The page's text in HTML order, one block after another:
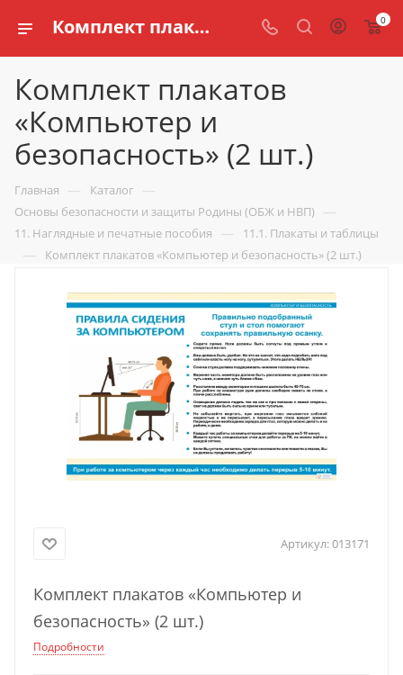
Комплект плакатов «Компьютер и безопасность» (2 шт.) купить по доступной цене в интернет магазине schools.ru 0
Комплект плакатов
«Компьютер и
безопасность» (2 шт.)
Главная — Каталог —
Основы безопасности и защиты Родины (ОБЖ и НВП) —
11. Наглядные и печатные пособия — 11.1. Плакаты и таблицы
— Комплект плакатов «Компьютер и безопасность» (2 шт.)
Артикул:013171
Комплект плакатов «Компьютер и
безопасность» (2 шт.)
Подробности